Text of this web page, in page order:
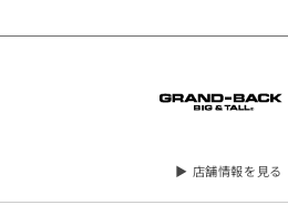
▶ 店舗情報を見る